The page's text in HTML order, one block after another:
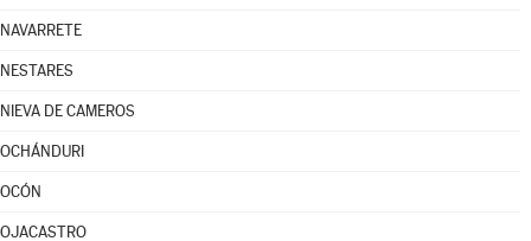
NAVARRETE
NESTARES
NIEVA DE CAMEROS
OCHÁNDURI
OCÓN
OJACASTRO